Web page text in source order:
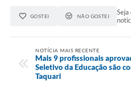
GOSTEI NÃO GOSTEI
NOTÍCIA MAIS RECENTE
Mais 9 profissionais
Seletivo da Educação são
Taquari